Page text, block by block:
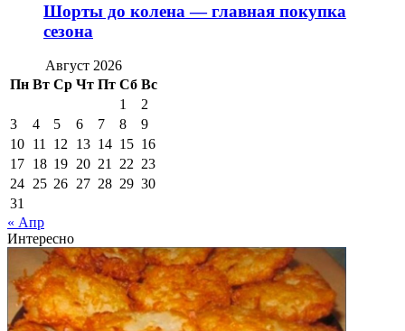
Шорты до колена — главная покупка
сезона
Август 2026
Пн Вт Ср Чт Пт Сб Вс
1
2
3
4 5 6 7 8
9
10 11 12 13 14 15 16
17 18 19 20 21 22 23
24 25 26 27 28 29 30
31
« Апр
Интересно